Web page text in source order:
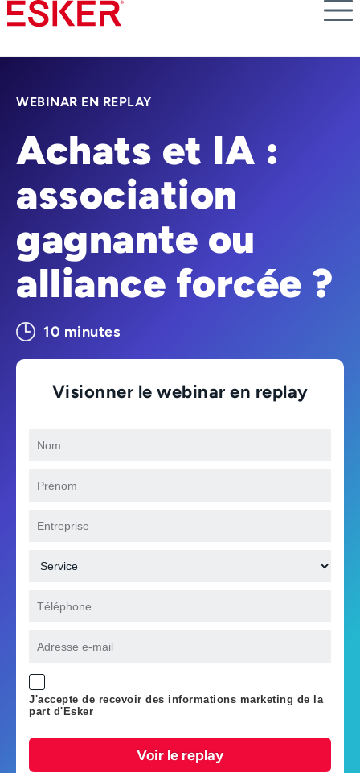
Skip
to
content
WEBINAR EN REPLAY
Achats et IA :
association
gagnante ou
alliance forcée ?
10 minutes
Visionner le webinar en replay
J'accepte de recevoir des informations marketing de la
part d'Esker
Voir le replay